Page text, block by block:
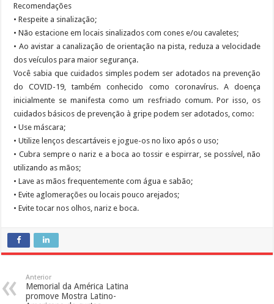
Recomendações
• Respeite a sinalização;
• Não estacione em locais sinalizados com cones e/ou cavaletes;
• Ao avistar a canalização de orientação na pista, reduza a velocidade
dos veículos para maior segurança.
Você sabia que cuidados simples podem ser adotados na prevenção
do COVID-19, também conhecido como coronavírus. A doença
inicialmente se manifesta como um resfriado comum. Por isso, os
cuidados básicos de prevenção à gripe podem ser adotados, como:
• Use máscara;
• Utilize lenços descartáveis e jogue-os no lixo após o uso;
• Cubra sempre o nariz e a boca ao tossir e espirrar, se possível, não
utilizando as mãos;
• Lave as mãos frequentemente com água e sabão;
• Evite aglomerações ou locais pouco arejados;
• Evite tocar nos olhos, nariz e boca.
Anterior
Memorial da América Latina
promove Mostra Latino-